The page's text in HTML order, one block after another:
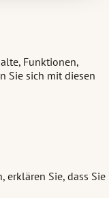
Funktionen,
Sie sich mit diesen
erklären Sie, dass Sie